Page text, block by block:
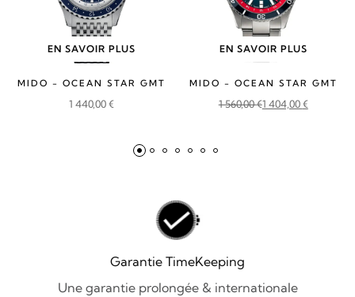
EN SAVOIR PLUS
MIDO - OCEAN STAR GMT
1 440,00€
EN SAVOIR PLUS
MIDO - OCEAN STAR GMT
1 560,00€
Le
1 404,00€
Le
Garantie TimeKeeping
Une garantie prolongée & internationale